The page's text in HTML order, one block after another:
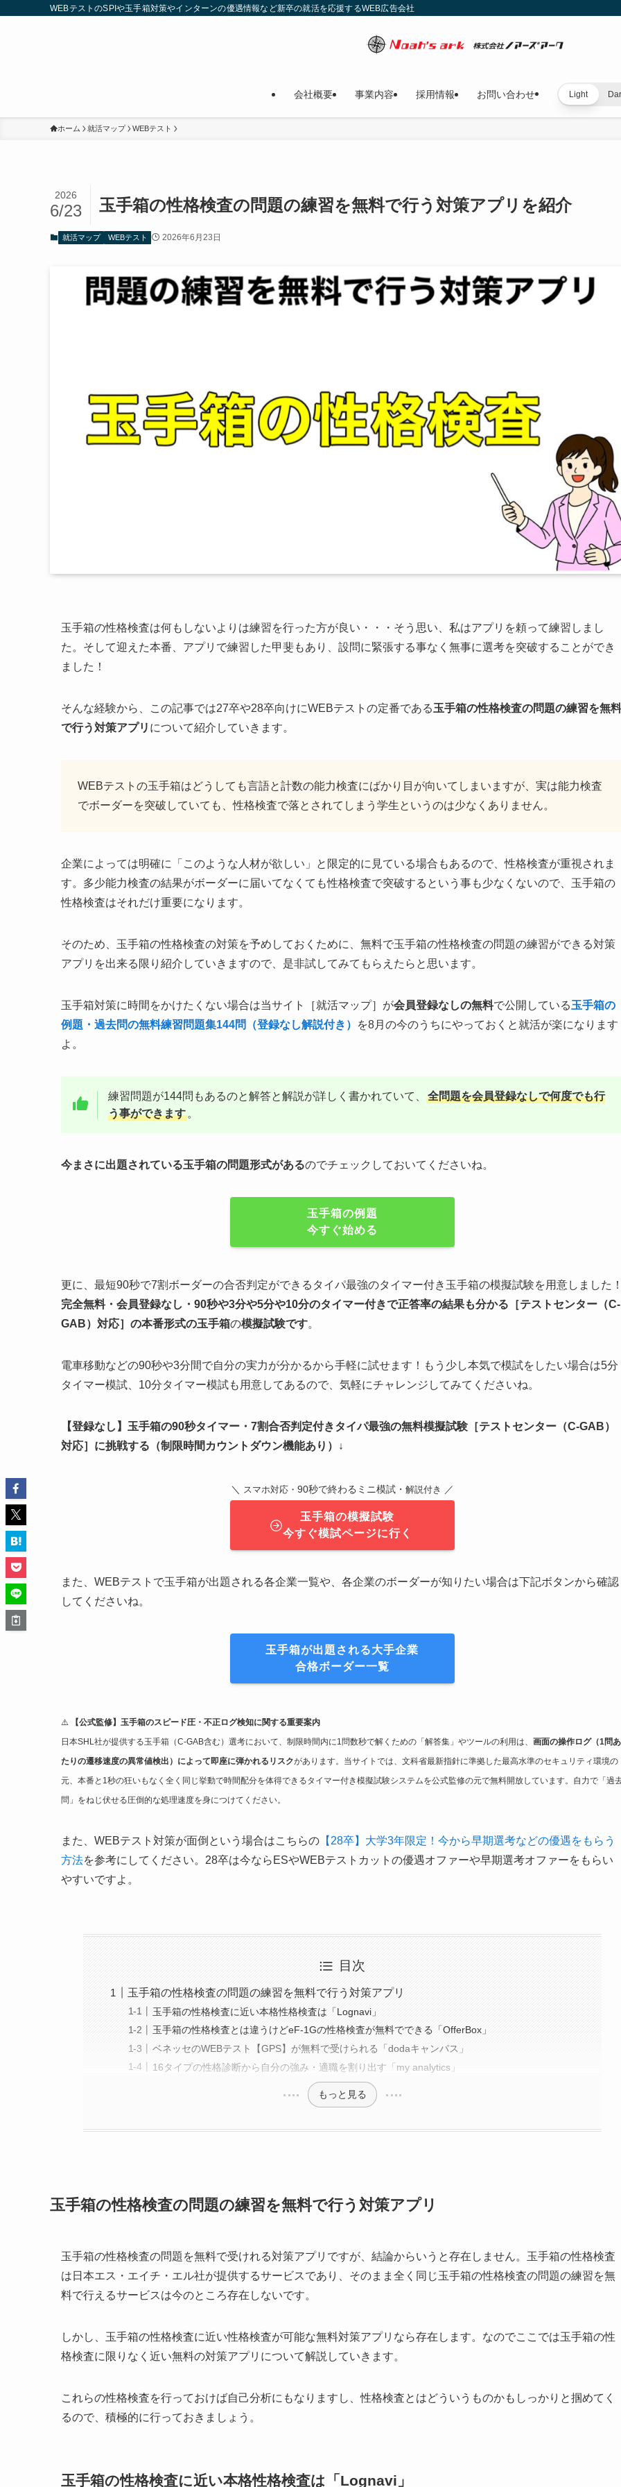
WEBテストのSPIや玉手箱対策やインターンの優遇情報など新卒の就活を応援するWEB広告会社
会社概要 事業内容 採用情報 お問い合わせ Light
ホーム 就活マップ WEBテスト
玉手箱の性格検査の問題の練習を無料で行う対策アプリを紹介
2026
6/23
就活マップ WEBテスト 2026年6月23日
玉手箱の性格検査は何もしないよりは練習を行った方が良い・・・そう思い、私はアプリを頼って練習しまし
た。そして迎えた本番、アプリで練習した甲斐もあり、設問に緊張する事なく無事に選考を突破することができ
ました！
そんな経験から、この記事では27卒や28卒向けにWEBテストの定番である玉手箱の性格検査の問題の練習を無料
で行う対策アプリ について紹介していきます。
WEBテストの玉手箱はどうしても言語と計数の能力検査にばかり目が向いてしまいますが、実は能力検査
でボーダーを突破していても、性格検査で落とされてしまう学生というのは少なくありません。
企業によっては明確に「このような人材が欲しい」と限定的に見ている場合もあるので、性格検査が重視されま
す。多少能力検査の結果がボーダーに届いてなくても性格検査で突破するという事も少なくないので、玉手箱の
性格検査はそれだけ重要になります。
そのため、玉手箱の性格検査の対策を予めしておくために、無料で玉手箱の性格検査の問題の練習ができる対策
アプリを出来る限り紹介していきますので、是非試してみてもらえたらと思います。
玉手箱対策に時間をかけたくない場合は当サイト［就活マップ］が会員登録なしの無料で公開している玉手箱の
例題・過去問の無料練習問題集144問（登録なし解説付き）
を8月の今のうちにやっておくと就活が楽になります
よ。
練習問題が144問もあるのと解答と解説が詳しく書かれていて、
全問題を会員登録なしで何度でも行
う事ができます。
今まさに出題されている玉手箱の問題形式があるのでチェックしておいてくださいね。
玉手箱の例題
今すぐ始める
更に、最短90秒で7割ボーダーの合否判定ができるタイパ最強のタイマー付き玉手箱の模擬試験を用意しました
完全無料・会員登録なし・90秒や3分や5分や10分のタイマー付きで正答率の結果も分かる ［テストセンター（C-
GAB）対応］ の本番形式の玉手箱の模擬試験です。
電車移動などの90秒や3分間で自分の実力が分かるから手軽に試せます！もう少し本気で模試をしたい場合は5分
タイマー模試、10分タイマー模試も用意してあるので、気軽にチャレンジしてみてくださいね。
【登録なし】玉手箱の90秒タイマー・7割合否判定付きタイパ最強の無料模擬試験 ［テストセンター（C-GAB）
対応］ に挑戦する（制限時間カウントダウン機能あり）↓
＼ スマホ対応・ 90秒で終わるミニ模試・ 解説付き ／
玉手箱の模擬試験
今すぐ模試ページに行く
また、WEBテストで玉手箱が出題される各企業一覧や、各企業のボーダーが知りたい場合は下記ボタンから確認
してくださいね。
玉手箱が出題される大手企業
合格ボーダー一覧
⚠️
【公式監修】玉手箱のスピード圧・不正ログ検知に関する重要案内
日本SHL社が提供する玉手箱（C-GAB含む）選考において、制限時間内に1問数秒で解くための「解答集」やツールの利用は、 画面の操作ログ（1問あ
たりの遷移速度の異常値検出）によって即座に弾かれるリスクがあります。当サイトでは、文科省最新指針に準拠した最高水準のセキュリティ環境の
元、本番と1秒の狂いもなく全く同じ挙動で時間配分を体得できるタイマー付き模擬試験システムを公式監修の元で無料開放しています。自力で「過
問」をねじ伏せる圧倒的な処理速度を身につけてください。
また、WEBテスト対策が面倒という場合はこちらの 【28卒】大学3年限定！今から早期選考などの優遇をもらう
方法を参考にしてください。28卒は今ならESやWEBテストカットの優遇オファーや早期選考オファーをもらい
やすいですよ。
目次
玉手箱の性格検査の問題の練習を無料で行う対策アプリ
玉手箱の性格検査に近い本格性格検査は「Lognavi」
玉手箱の性格検査とは違うけどeF-1Gの性格検査が無料でできる「OfferBox」
ベネッセのWEBテスト【GPS】が無料で受けられる「dodaキャンパス」
16タイプの性格診断から自分の強み・適職を割り出す「my analytics」
もっと見る
玉手箱の性格検査の問題の練習を無料で行う対策アプリ
玉手箱の性格検査の問題を無料で受けれる対策アプリですが、結論からいうと存在しません。玉手箱の性格検査
は日本エス・エイチ・エル社が提供するサービスであり、そのまま全く同じ玉手箱の性格検査の問題の練習を無
料で行えるサービスは今のところ存在しないです。
しかし、玉手箱の性格検査に近い性格検査が可能な無料対策アプリなら存在します。なのでここでは玉手箱の性
格検査に限りなく近い無料の対策アプリについて解説していきます。
これらの性格検査を行っておけば自己分析にもなりますし、性格検査とはどういうものかもしっかりと掴めてく
るので、積極的に行っておきましょう。
玉手箱の性格検査に近い本格性格検査は「Lognavi」